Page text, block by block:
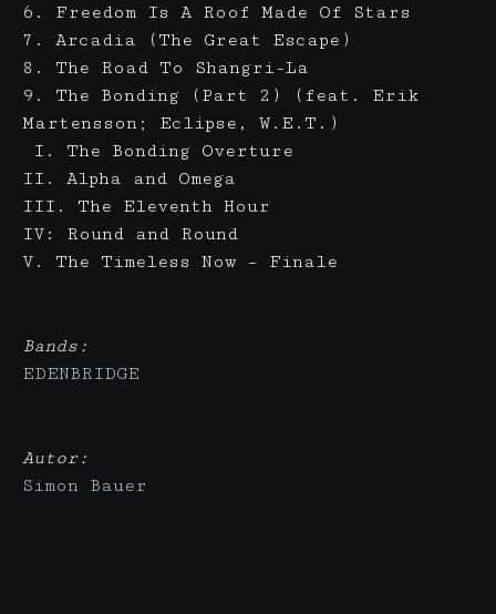
6. Freedom Is A Roof Made Of Stars
7. Arcadia (The Great Escape)
8. The Road To Shangri-La
9. The Bonding (Part 2) (feat. Erik
Martensson; Eclipse, W.E.T.)
I. The Bonding Overture
II. Alpha and Omega
III. The Eleventh Hour
IV: Round and Round
V. The Timeless Now – Finale
Bands:
EDENBRIDGE
Autor:
Simon Bauer